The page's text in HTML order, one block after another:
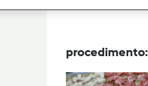
procedimento: